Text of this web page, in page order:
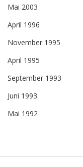
Mai 2003
April 1996
November 1995
April 1995
September 1993
Juni 1993
Mai 1992